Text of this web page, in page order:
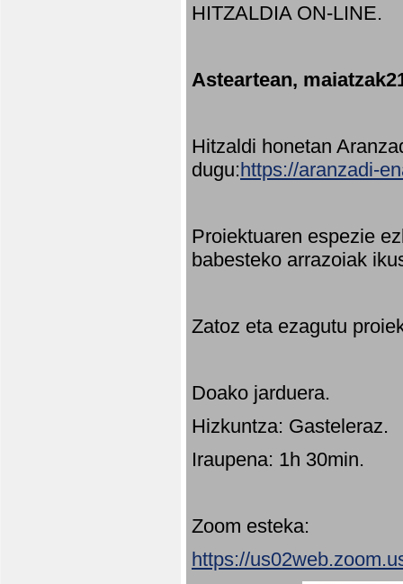
HITZALDIA ON-LINE.
Asteartean,
Hitzaldi honetan
dugu:https://aranzadi-
Proiektuaren espezie
babesteko arrazoiak
Zatoz eta ezagutu
Doako jarduera.
Hizkuntza: Gasteleraz.
Iraupena: 1h 30min.
Zoom esteka:
https://